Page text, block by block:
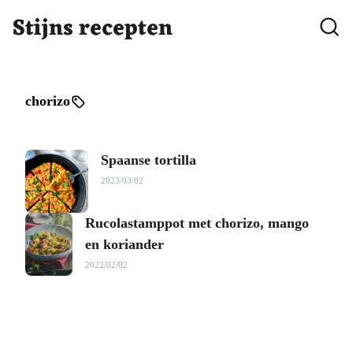
Stijns recepten
chorizo
Spaanse tortilla
2023/03/02
Rucolastamppot met chorizo, mango
en koriander
2022/02/02